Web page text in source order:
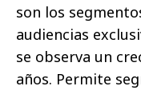
son los
audiencias
se observa un
años. Permite